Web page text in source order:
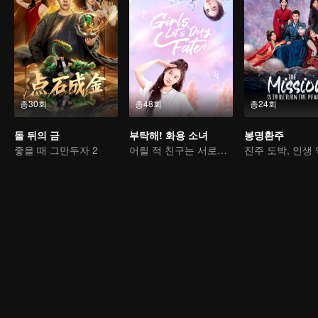
총30회
돌 뒤의 금
좋을 때 그만두자 2
총48회
부탁해! 화용 소녀
어릴 적 친구는 서로의 컬렉터
총24회
봉명환주
진주 도박, 인생